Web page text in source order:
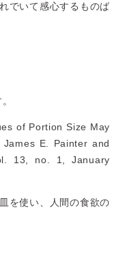
でいて感心するものば
of Portion Size May
James E. Painter and
13, no. 1, January
を使い、人間の食欲の